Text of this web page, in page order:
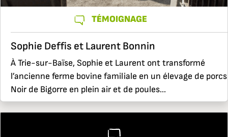
TÉMOIGNAGE
Sophie Deffis et Laurent Bonnin
À Trie-sur-Baïse, Sophie et Laurent ont transformé
l’ancienne ferme bovine familiale en un élevage de porcs
Noir de Bigorre en plein air et de poules...